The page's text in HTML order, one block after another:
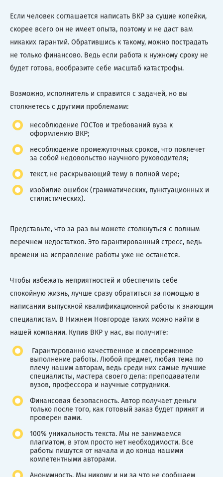
Если человек соглашается написать ВКР за сущие копейки,
скорее всего он не имеет опыта, поэтому и не даст вам
никаких гарантий. Обратившись к такому, можно пострадать
не только финансово. Ведь если работа к нужному сроку не
будет готова, вообразите себе масштаб катастрофы.
Возможно, исполнитель и справится с задачей, но вы
столкнетесь с другими проблемами:
несоблюдение ГОСТов и требований вуза к
оформлению ВКР;
несоблюдение промежуточных сроков, что повлечет
за собой недовольство научного руководителя;
текст, не раскрывающий тему в полной мере;
изобилие ошибок (грамматических, пунктуационных и
стилистических).
Представьте, что за раз вы можете столкнуться с полным
перечнем недостатков. Это гарантированный стресс, ведь
времени на исправление работы уже не останется.
Чтобы избежать неприятностей и обеспечить себе
спокойную жизнь, лучше сразу обратиться за помощью в
написании выпускной квалификационной работы к знающим
специалистам. В Нижнем Новгороде таких можно найти в
нашей компании. Купив ВКР у нас, вы получите:
Гарантированно качественное и своевременное
выполнение работы. Любой предмет, любая тема по
плечу нашим авторам, ведь среди них самые лучшие
специалисты, мастера своего дела: преподаватели
вузов, профессора и научные сотрудники.
Финансовая безопасность. Автор получает деньги
только после того, как готовый заказ будет принят и
проверен вами.
100% уникальность текста. Мы не занимаемся
плагиатом, в этом просто нет необходимости. Все
работы пишутся от начала и до конца нашими
компетентными авторами.
Анонимность. Мы никому и ни за что не сообщаем